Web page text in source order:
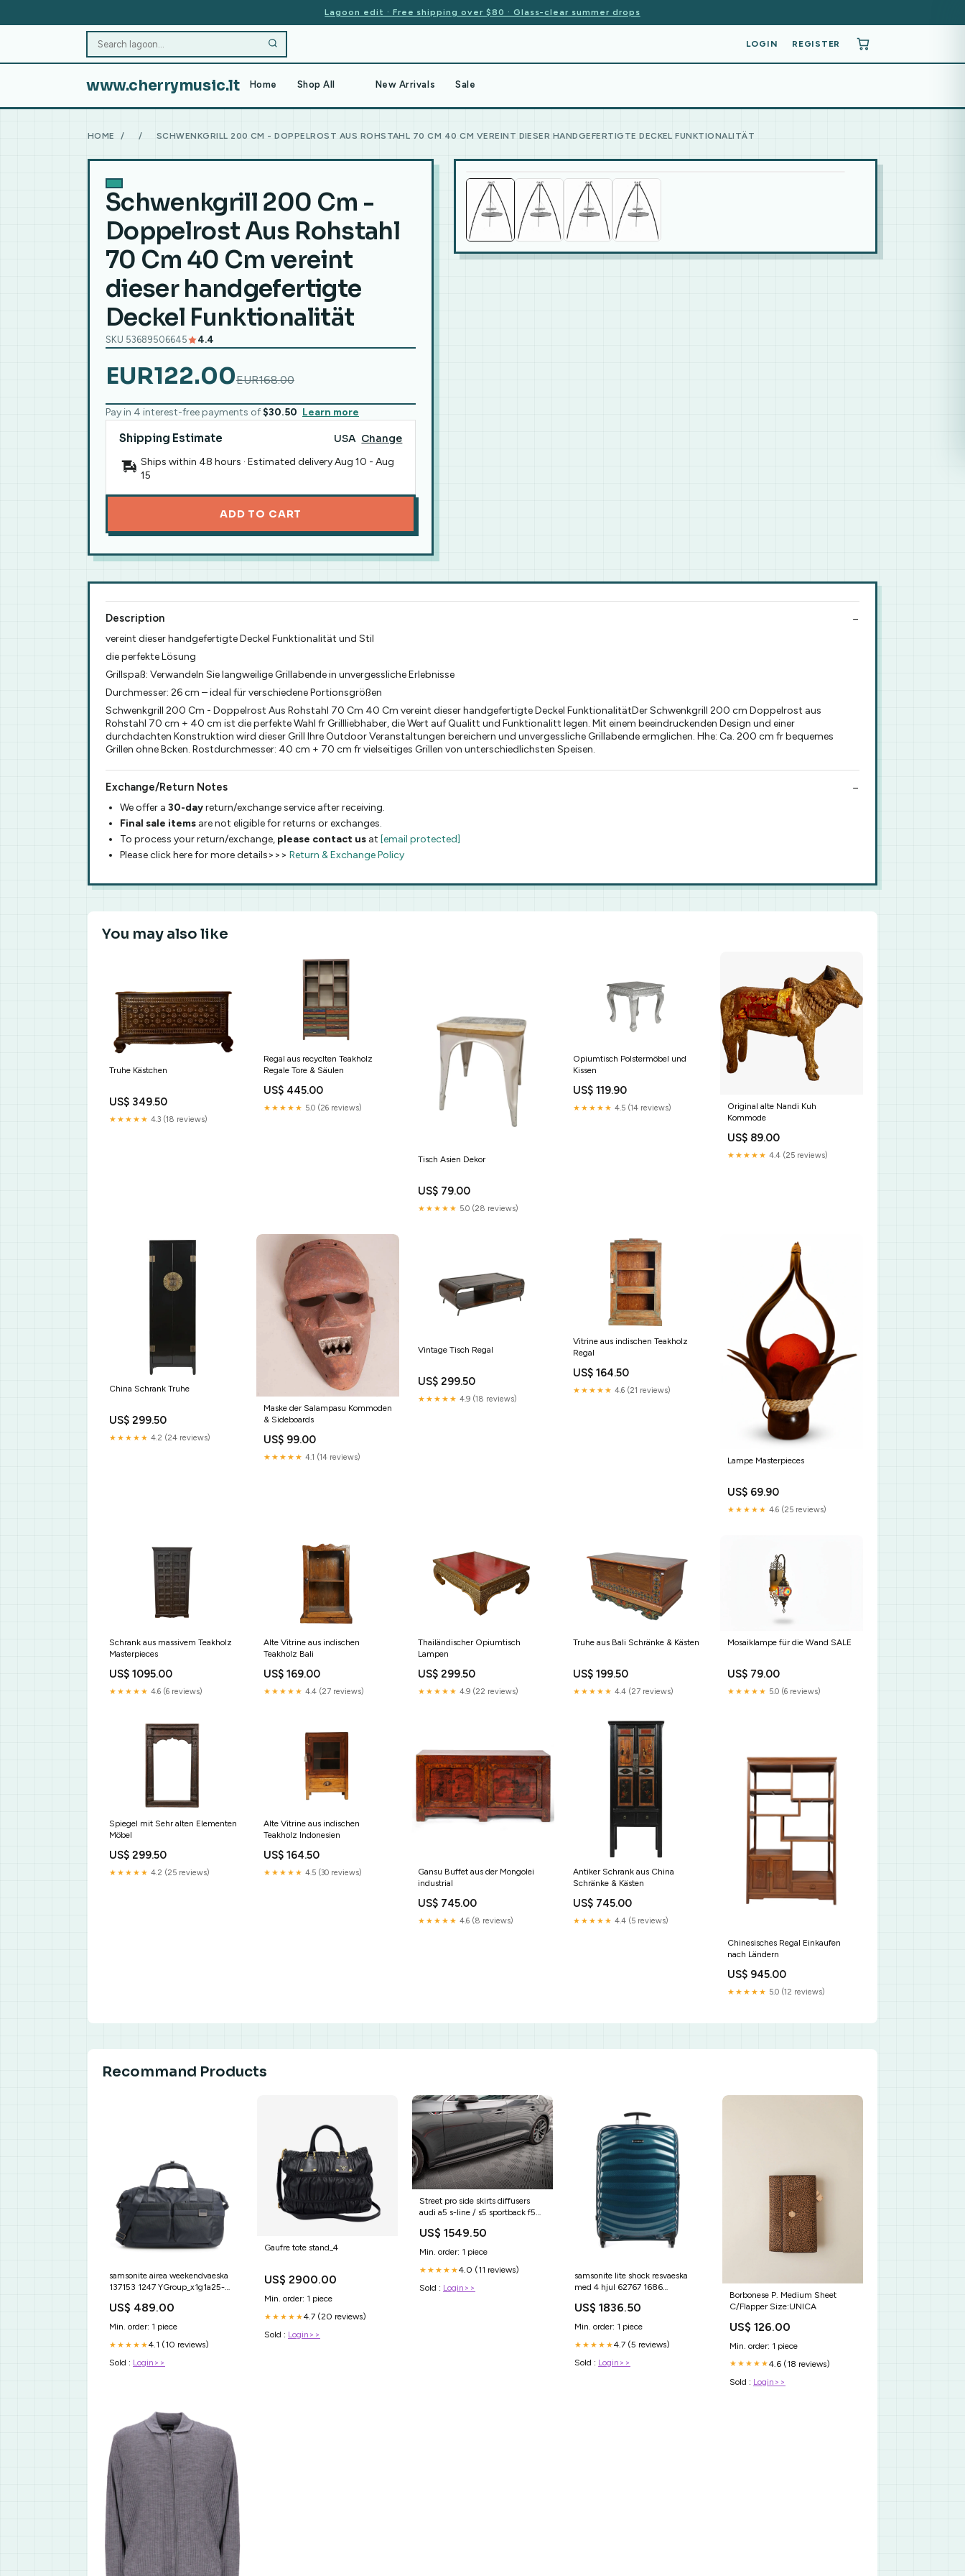
Lagoon edit · Free shipping over $80 · Glass-clear summer drops
LOGIN REGISTER
www.cherrymusic.lt Home Shop All New Arrivals Sale
HOME / / SCHWENKGRILL 200 CM - DOPPELROST AUS ROHSTAHL 70 CM 40 CM VEREINT DIESER HANDGEFERTIGTE DECKEL FUNKTIONALITÄT
Schwenkgrill 200 Cm -
Doppelrost Aus Rohstahl
70 Cm 40 Cm vereint
dieser handgefertigte
Deckel Funktionalität
SKU 53689506645 4.4
EUR122.00EUR168.00
Pay in 4 interest-free payments of $30.50 Learn more
Shipping Estimate USA Change
Ships within 48 hours · Estimated deliveryAug 10 - Aug
15
ADD TO CART
Description
vereint dieser handgefertigte Deckel Funktionalität und Stil
die perfekte Lösung
Grillspaß: Verwandeln Sie langweilige Grillabende in unvergessliche Erlebnisse
Durchmesser: 26 cm – ideal für verschiedene Portionsgrößen
Schwenkgrill 200 Cm - Doppelrost Aus Rohstahl 70 Cm 40 Cm vereint dieser handgefertigte Deckel FunktionalitätDer Schwenkgrill 200 cm Doppelrost aus
Rohstahl 70 cm + 40 cm ist die perfekte Wahl fr Grillliebhaber, die Wert auf Qualitt und Funktionalitt legen. Mit einem beeindruckenden Design und einer
durchdachten Konstruktion wird dieser Grill Ihre Outdoor Veranstaltungen bereichern und unvergessliche Grillabende ermglichen. Hhe: Ca. 200 cm fr bequemes
Grillen ohne Bcken. Rostdurchmesser: 40 cm + 70 cm fr vielseitiges Grillen von unterschiedlichsten Speisen.
Exchange/Return Notes
We offer a 30-dayreturn/exchange service after receiving.
Final sale items are not eligible for returns or exchanges.
To process your return/exchange, please contact us at [email protected]
Please click here for more details>>> Return & Exchange Policy
You may also like
Truhe Kästchen
US$ 349.50
★★★★★ 4.3 (18 reviews)
Regal aus recyclten Teakholz
Regale Tore & Säulen
US$ 445.00
★★★★★ 5.0 (26 reviews)
Tisch Asien Dekor
US$ 79.00
★★★★★ 5.0 (28 reviews)
Opiumtisch Polstermöbel und
Kissen
US$ 119.90
★★★★★ 4.5 (14 reviews)
Original alte Nandi Kuh
Kommode
US$ 89.00
★★★★★ 4.4 (25 reviews)
China Schrank Truhe
US$ 299.50
★★★★★ 4.2 (24 reviews)
Maske der Salampasu Kommoden
& Sideboards
US$ 99.00
★★★★★ 4.1 (14 reviews)
Vintage Tisch Regal
US$ 299.50
★★★★★ 4.9 (18 reviews)
Vitrine aus indischen Teakholz
Regal
US$ 164.50
★★★★★ 4.6 (21 reviews)
Lampe Masterpieces
US$ 69.90
★★★★★ 4.6 (25 reviews)
Schrank aus massivem Teakholz
Masterpieces
US$ 1095.00
★★★★★ 4.6 (6 reviews)
Alte Vitrine aus indischen
Teakholz Bali
US$ 169.00
★★★★★ 4.4 (27 reviews)
Thailändischer Opiumtisch
Lampen
US$ 299.50
★★★★★ 4.9 (22 reviews)
Truhe aus Bali Schränke & Kästen
US$ 199.50
★★★★★ 4.4 (27 reviews)
Mosaiklampe für die Wand SALE
US$ 79.00
★★★★★ 5.0 (6 reviews)
Spiegel mit Sehr alten Elementen
Möbel
US$ 299.50
★★★★★ 4.2 (25 reviews)
Alte Vitrine aus indischen
Teakholz Indonesien
US$ 164.50
★★★★★ 4.5 (30 reviews)
Gansu Buffet aus der Mongolei
industrial
US$ 745.00
★★★★★ 4.6 (8 reviews)
Antiker Schrank aus China
Schränke & Kästen
US$ 745.00
★★★★★ 4.4 (5 reviews)
Chinesisches Regal Einkaufen
nach Ländern
US$ 945.00
★★★★★ 5.0 (12 reviews)
Recommand Products
samsonite airea weekendvaeska
137153 1247 YGroup_x1g1a25-
US$ 489.00
Min. order: 1 piece
★★★★★4.1 (10 reviews)
Sold : Login>>
Gaufre tote stand_4
US$ 2900.00
Min. order: 1 piece
★★★★★4.7 (20 reviews)
Sold : Login>>
Street pro side skirts diffusers
audi a5 s-line / s5 sportback f5
US$ 1549.50
Min. order: 1 piece
★★★★★4.0 (11 reviews)
Sold : Login>>
samsonite lite shock resvaeska
med 4 hjul 62767 1686
US$ 1836.50
Min. order: 1 piece
★★★★★4.7 (5 reviews)
Sold : Login>>
Borbonese P. Medium Sheet
C/Flapper Size:UNICA
US$ 126.00
Min. order: 1 piece
★★★★★4.6 (18 reviews)
Sold : Login>>